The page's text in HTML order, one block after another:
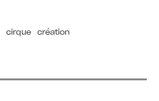
cirque création